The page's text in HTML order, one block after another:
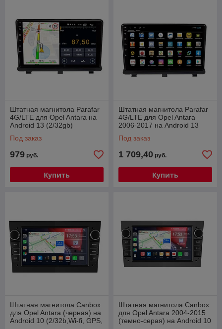
Штатная магнитола Parafar
4G/LTE для Opel Antara на
Android 13 (2/32gb)
Под заказ
979 руб.
Купить
Штатная магнитола Parafar
4G/LTE для Opel Antara
2006-2017 на Android 13
Под заказ
1 709,40 руб.
Купить
Штатная магнитола Canbox
для Opel Antara (черная) на
Android 10 (2/32b,Wi-fi, GPS,
Штатная магнитола Canbox
для Opel Antara 2004-2015
(темно-серая) на Android 10